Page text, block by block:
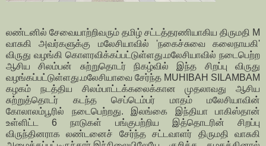
லண்டனில் சேவையாற்றிவரும் தமிழ் சட்டத்தரணியாகிய திருமதி M
வாசுகி அவர்களுக்கு மலேசியாவில் 'நகைச்சுவை கலைநாயகி'
விருது வழங்கி கொளரவிக்கப்பட்டுள்ளது.மலேசியாவில் நடைபெற்ற
ஆசிய சிலம்பன் சுற்றுதொடர் நிகழ்வில் இந்த சிறப்பு விருது
வழங்கப்பட்டுள்ளது.மலேசியாவை சேர்ந்த MUHIBAH SILAMBAM
கழகம் நடத்திய சிலம்பாட்டக்கலைக்கான முதலாவது ஆசிய
சுற்றுத்தொடர் கடந்த செப்டெம்பர் மாதம் மலேசியாவின்
கோலாலம்பூரில் நடைபெற்றது. இலங்கை இந்தியா பாகிஸ்தான்
உள்ளிட்ட 6 நாடுகள் பங்குபற்றிய இத்தொடரின் சிறப்பு
விருந்தினராக லண்டனைச் சேர்ந்த சட்டவாளர் திருமதி வாசுகி